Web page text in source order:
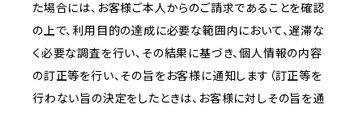
た場合には、お客様ご本人からのご請求であることを確認
の上で、利用目的の達成に必要な範囲内において、遅滞な
く必要な調査を行い、その結果に基づき、個人情報の内容
の訂正等を行い、その旨をお客様に通知します（訂正等を
行わない旨の決定をしたときは、お客様に対しその旨を通